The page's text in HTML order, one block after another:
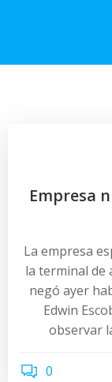
Empresa
La empresa
la terminal de
negó ayer
Edwin
observar
0